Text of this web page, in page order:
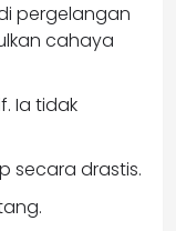
pergelangan
cahaya
Ia tidak
secara drastis.